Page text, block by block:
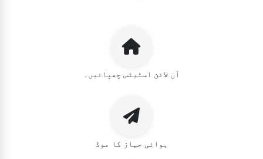
آن لائن اسٹیٹس چھپائیں۔
ہوائی جہاز کا موڈ